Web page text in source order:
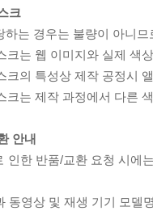
크
하는 경우는 불량이 아니
크는 웹 이미지와 실제 색
크의 특성상 제작 공정시
크는 제작 과정에서 다른
안내
인한 반품/교환 요청 시에
동영상 및 재생 기기 모델